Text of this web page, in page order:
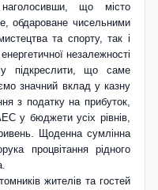
що місто
обдароване чисельними
та спорту, так і
незалежності
підкреслити, що саме
значний вклад у казну
з податку на прибуток,
у бюджети усіх рівнів,
Щоденна сумлінна
процвітання рідного
жителів та гостей